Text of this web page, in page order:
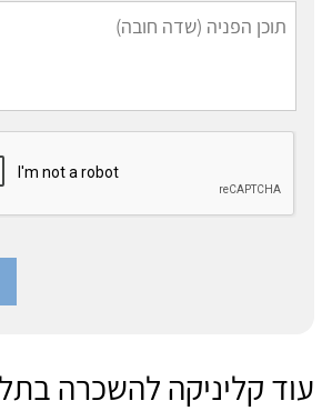
עוד קליניקה להשכרה